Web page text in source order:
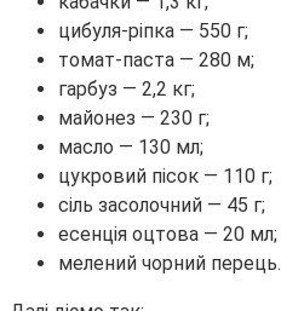
цибуля-ріпка — 550 г;
томат-паста — 280 м;
гарбуз — 2,2 кг;
майонез — 230 г;
масло — 130 мл;
цукровий пісок — 110 г;
сіль засолочний — 45 г;
есенція оцтова — 20 мл;
мелений чорний перець.